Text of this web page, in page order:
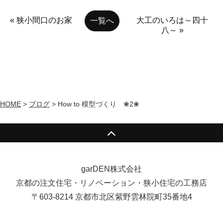
« 狭小間口のお家 一覧へ
大工のいろは～四十
八～ »
HOME > ブログ > How to 模型づくり ❀2❀
garDEN株式会社
京都の注文住宅・リノベーション・狭小住宅の工務店
〒603-8214 京都市北区紫野雲林院町35番地4